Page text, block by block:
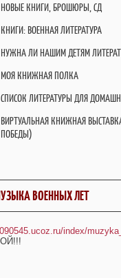
НОВЫЕ КНИГИ, БРОШЮРЫ, СД
КНИГИ: ВОЕННАЯ ЛИТЕРАТУРА
НУЖНА ЛИ НАШИМ ДЕТЯМ
МОЯ КНИЖНАЯ ПОЛКА
СПИСОК ЛИТЕРАТУРЫ ДЛЯ
ВИРТУАЛЬНАЯ КНИЖНАЯ
ПОБЕДЫ)
ВОЕННЫХ ЛЕТ
index/